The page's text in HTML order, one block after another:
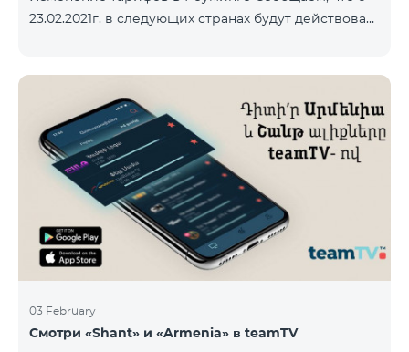
23.02.2021г. в следующих странах будут действовать
2500 драм/минута Исходящие звонки локальные –
500 драм/минута SMS – 250 драм Интернет – 7000
драм/МБ Список стран: Бермудские острова,
Буркина-Фасо, Кабо-Верде, Куба, Эквоториальная
Гвинея, Эфиопия, Гамбия, Гвинея, Мадага
03 February
Смотри «Shant» и «Armenia» в teamTV